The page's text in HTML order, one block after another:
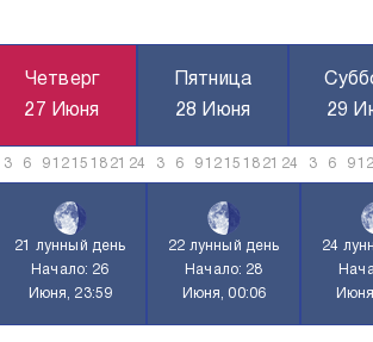
Четверг
27 Июня
Пятница
28 Июня
29
3 6 91215 18 21 24 3 6 91215 18 21 24 3 6 912
21 лунный день
Начало: 26
Июня, 23:59
22 лунный день
Начало: 28
Июня, 00:06
24